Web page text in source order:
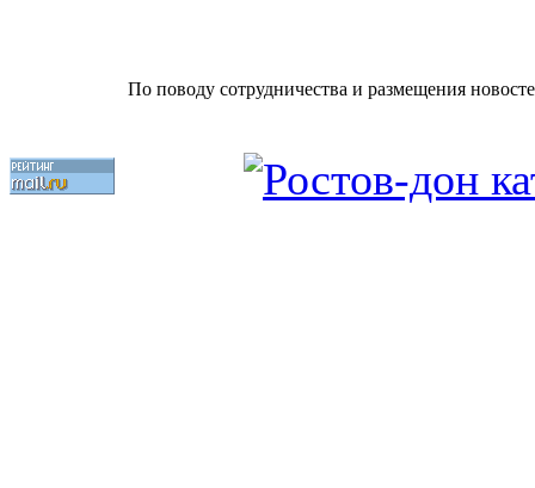
По поводу сотрудничества и размещения